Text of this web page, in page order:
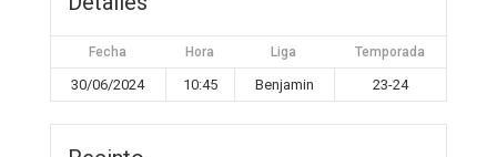
Fecha Hora Liga Temporada
30/06/2024 10:45 Benjamin 23-24